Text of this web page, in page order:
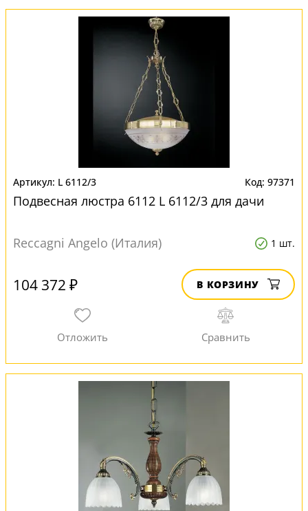
L 6112/3 97371
Подвесная люстра 6112 L 6112/3 для дачи
Reccagni Angelo (Италия) 1 шт.
104 372 ₽ В КОРЗИНУ